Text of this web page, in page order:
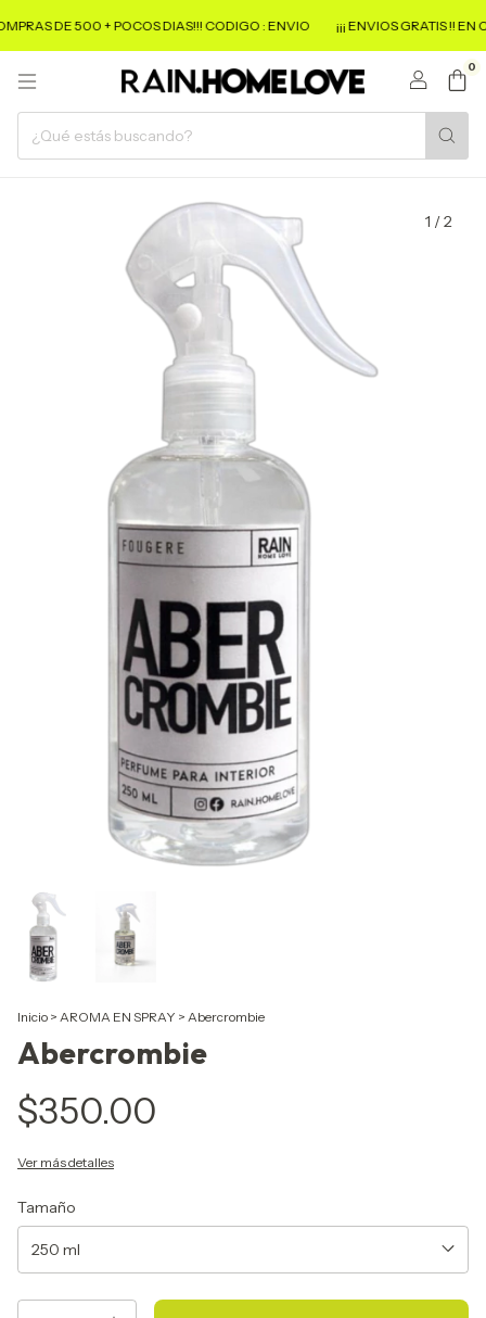
DE 500 + POCOS DIAS!!! CODIGO : ENVIO ¡¡¡ ENVIOS GRATIS !!
0
1 /2
Inicio > AROMA EN SPRAY > Abercrombie
Abercrombie
$350.00
Ver más detalles
Tamaño